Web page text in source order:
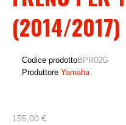
(2014/2017)
Codice prodottoBPR02G
Produttore Yamaha
155,00 €